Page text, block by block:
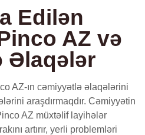
Edilən
AZ və
Əlaqələr
AZ-ın cəmiyyətlə əlaqələrini
araşdırmaqdır. Cəmiyyətin
AZ müxtəlif layihələr
artırır, yerli problemləri